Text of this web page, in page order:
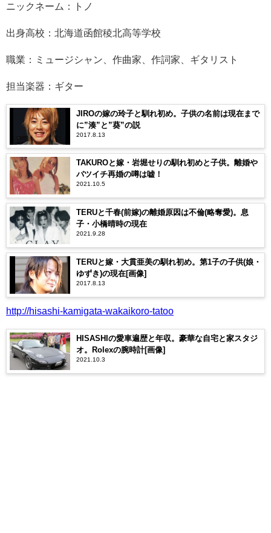
ニックネーム：トノ
出身高校：北海道函館稜北高等学校
職業：ミュージシャン、作曲家、作詞家、ギタリスト
担当楽器：ギター
JIROの嫁の玲子と馴れ初め。子供の名前は現在まで
に”湊”と”葵”の説
2017.8.13
TAKUROと嫁・岩堀せりの馴れ初めと子供。離婚や
バツイチ再婚の噂は嘘！
2021.10.5
TERUと千春(前嫁)の離婚原因は不倫(略奪愛)。息
子・小橋晴時の現在
2021.9.28
TERUと嫁・大貫亜美の馴れ初め。第1子の子供(娘・
ゆずき)の現在[画像]
2017.8.13
http://hisashi-kamigata-wakaikoro-tatoo
HISASHIの愛車遍歴と年収。豪華な自宅と家スタジ
オ。Rolexの腕時計[画像]
2021.10.3